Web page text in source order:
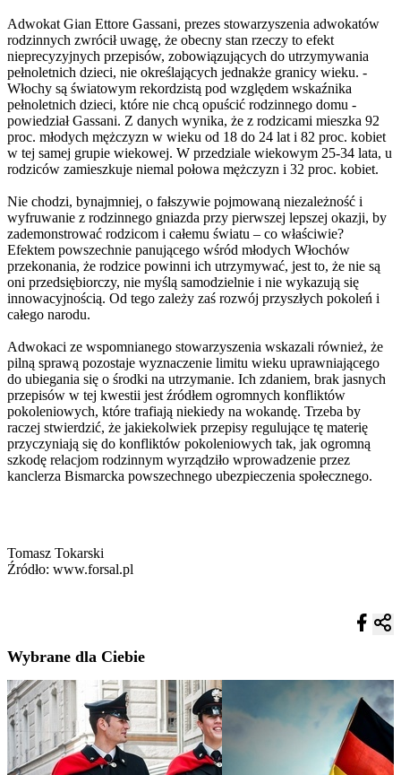
Adwokat Gian Ettore Gassani, prezes stowarzyszenia adwokatów
rodzinnych zwrócił uwagę, że obecny stan rzeczy to efekt
nieprecyzyjnych przepisów, zobowiązujących do utrzymywania
pełnoletnich dzieci, nie określających jednakże granicy wieku. -
Włochy są światowym rekordzistą pod względem wskaźnika
pełnoletnich dzieci, które nie chcą opuścić rodzinnego domu -
powiedział Gassani. Z danych wynika, że z rodzicami mieszka 92
proc. młodych mężczyzn w wieku od 18 do 24 lat i 82 proc. kobiet
w tej samej grupie wiekowej. W przedziale wiekowym 25-34 lata, u
rodziców zamieszkuje niemal połowa mężczyzn i 32 proc. kobiet.
Nie chodzi, bynajmniej, o fałszywie pojmowaną niezależność i
wyfruwanie z rodzinnego gniazda przy pierwszej lepszej okazji, by
zademonstrować rodzicom i całemu światu – co właściwie?
Efektem powszechnie panującego wśród młodych Włochów
przekonania, że rodzice powinni ich utrzymywać, jest to, że nie są
oni przedsiębiorczy, nie myślą samodzielnie i nie wykazują się
innowacyjnością. Od tego zależy zaś rozwój przyszłych pokoleń i
całego narodu.
Adwokaci ze wspomnianego stowarzyszenia wskazali również, że
pilną sprawą pozostaje wyznaczenie limitu wieku uprawniającego
do ubiegania się o środki na utrzymanie. Ich zdaniem, brak jasnych
przepisów w tej kwestii jest źródłem ogromnych konfliktów
pokoleniowych, które trafiają niekiedy na wokandę. Trzeba by
raczej stwierdzić, że jakiekolwiek przepisy regulujące tę materię
przyczyniają się do konfliktów pokoleniowych tak, jak ogromną
szkodę relacjom rodzinnym wyrządziło wprowadzenie przez
kanclerza Bismarcka powszechnego ubezpieczenia społecznego.
Tomasz Tokarski
Źródło: www.forsal.pl
Wybrane dla Ciebie